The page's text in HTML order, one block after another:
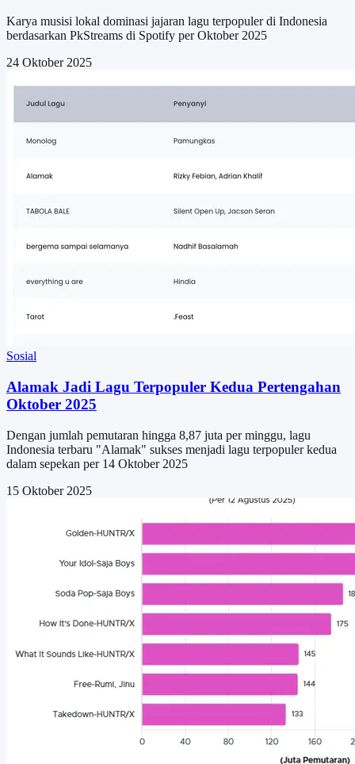
Karya musisi lokal dominasi jajaran lagu terpopuler di Indonesia
berdasarkan PkStreams di Spotify per Oktober 2025
24 Oktober 2025
Sosial
Alamak Jadi Lagu Terpopuler Kedua Pertengahan
Oktober 2025
Dengan jumlah pemutaran hingga 8,87 juta per minggu, lagu
Indonesia terbaru "Alamak" sukses menjadi lagu terpopuler kedua
dalam sepekan per 14 Oktober 2025
15 Oktober 2025